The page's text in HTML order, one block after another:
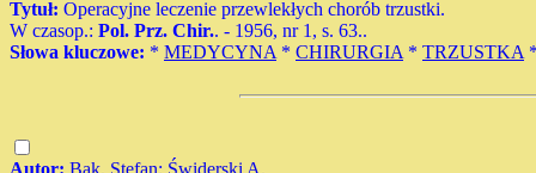
Tytuł: Operacyjne leczenie przewlekłych chorób trzustki.
W czasop.: Pol. Prz. Chir.. - 1956, nr 1, s. 63..
Słowa kluczowe: * MEDYCYNA * CHIRURGIA * TRZUSTKA
Autor: Bąk, Stefan; Świderski A.